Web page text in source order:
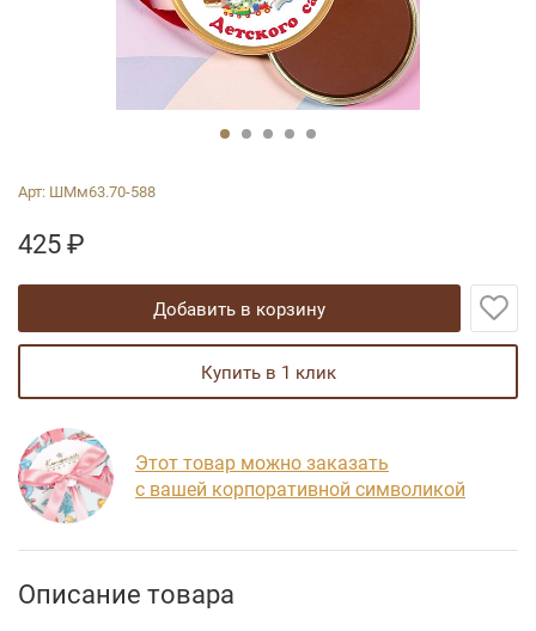
Арт: ШМм63.70-588
425₽
добавить в корзину
купить в 1 клик
Этот товар можно заказать
с вашей корпоративной символикой
Описание товара